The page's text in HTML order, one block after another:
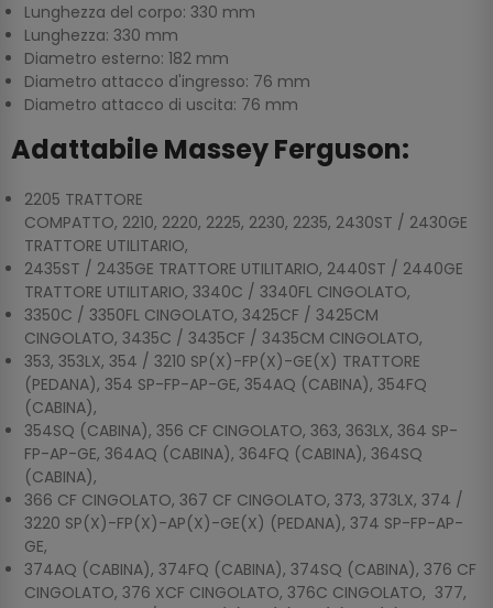
Lunghezza del corpo: 330 mm
Lunghezza: 330 mm
Diametro esterno: 182 mm
Diametro attacco d'ingresso: 76 mm
Diametro attacco di uscita: 76 mm
Adattabile Massey Ferguson:
2205 TRATTORE
COMPATTO, 2210, 2220, 2225, 2230, 2235, 2430ST / 2430GE
TRATTORE UTILITARIO,
2435ST / 2435GE TRATTORE UTILITARIO, 2440ST / 2440GE
TRATTORE UTILITARIO, 3340C / 3340FL CINGOLATO,
3350C / 3350FL CINGOLATO, 3425CF / 3425CM
CINGOLATO, 3435C / 3435CF / 3435CM CINGOLATO,
353, 353LX, 354 / 3210 SP(X)-FP(X)-GE(X) TRATTORE
(PEDANA), 354 SP-FP-AP-GE, 354AQ (CABINA), 354FQ
(CABINA),
354SQ (CABINA), 356 CF CINGOLATO, 363, 363LX, 364 SP-
FP-AP-GE, 364AQ (CABINA), 364FQ (CABINA), 364SQ
(CABINA),
366 CF CINGOLATO, 367 CF CINGOLATO, 373, 373LX, 374 /
3220 SP(X)-FP(X)-AP(X)-GE(X) (PEDANA), 374 SP-FP-AP-
GE,
374AQ (CABINA), 374FQ (CABINA), 374SQ (CABINA), 376 CF
CINGOLATO, 376 XCF CINGOLATO, 376C CINGOLATO, 377,